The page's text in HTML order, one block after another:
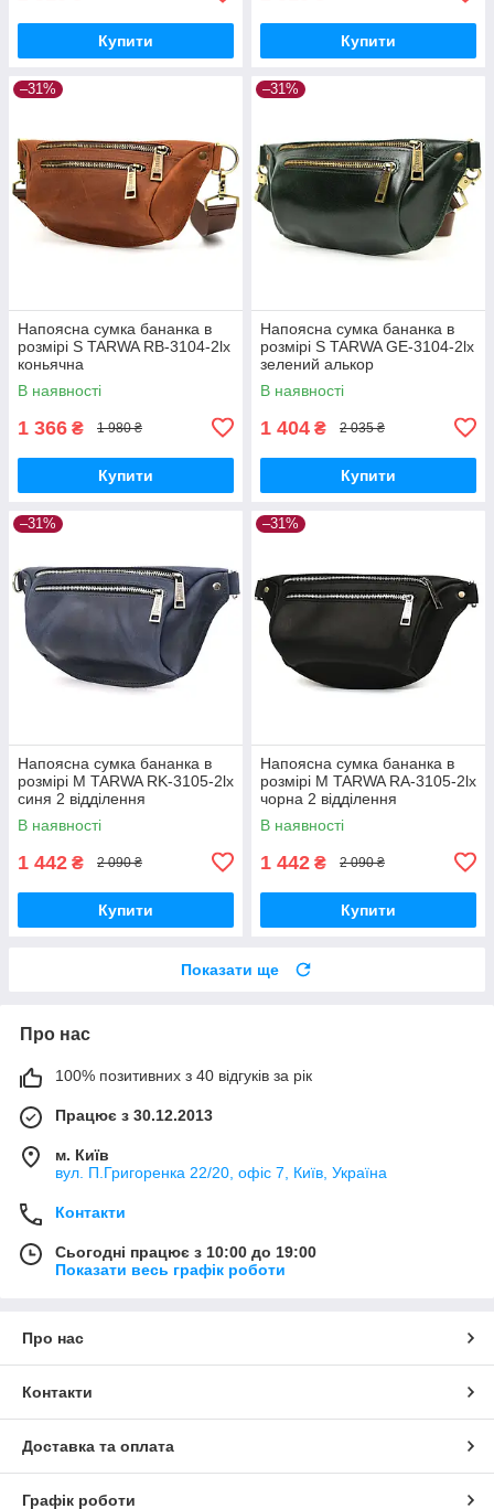
Купити Купити
–31%
Напоясна сумка бананка в
розмірі S TARWA RB-3104-2lx
коньячна
В наявності
1 366 ₴ 1 980 ₴
Купити
–31%
Напоясна сумка бананка в
розмірі S TARWA GE-3104-2lx
зелений алькор
В наявності
1 404 ₴ 2 035 ₴
Купити
–31%
Напоясна сумка бананка в
розмірі М TARWA RK-3105-2lx
синя 2 відділення
В наявності
1 442 ₴ 2 090 ₴
Купити
–31%
Напоясна сумка бананка в
розмірі М TARWA RA-3105-2lx
чорна 2 відділення
В наявності
1 442 ₴ 2 090 ₴
Купити
Показати ще
Про нас
100% позитивних з 40 відгуків за рік
Працює з 30.12.2013
м. Київ
вул. П.Григоренка 22/20, офіс 7, Київ, Україна
Контакти
Сьогодні працює з 10:00 до 19:00
Показати весь графік роботи
Про нас
Контакти
Доставка та оплата
Графік роботи